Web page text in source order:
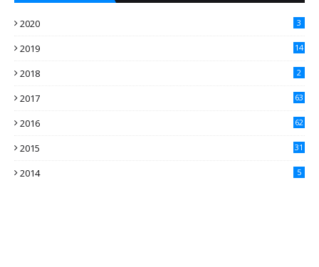
2020 3
2019 14
2018 2
2017 63
2016
62
2015
31
2014 5